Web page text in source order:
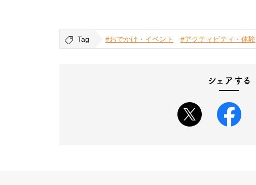
Tag #おでかけ・イベント #アクティビティ・体験
シェアする